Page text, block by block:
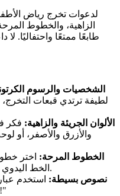
لدعوات تخرج رياض
الزاهية، والخطوط
طابعًا ممتعًا واحتفاليًا.
الشخصيات والرسوم
لطيفة ترتدي قبعات
الألوان الجريئة والزاهية: فكر
والأزرق والأصفر، أو
الخطوط المرحة: اختر
الخط اليدوي يسهل قراءتها وتناسب الأطفال.
نصوص بسيطة: استخدم
"استعدوا أيها العالم، ها أنا قادم!"